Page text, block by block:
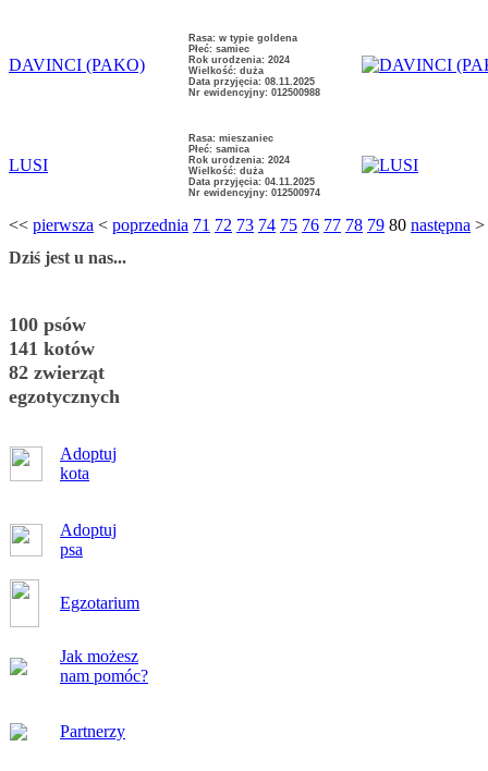
DAVINCI (PAKO)
Rasa: w typie goldena
Płeć: samiec
Rok urodzenia: 2024
Wielkość: duża
Data przyjęcia: 08.11.2025
Nr ewidencyjny: 012500988
LUSI
Rasa: mieszaniec
Płeć: samica
Rok urodzenia: 2024
Wielkość: duża
Data przyjęcia: 04.11.2025
Nr ewidencyjny: 012500974
<< pierwsza < poprzednia 71 72 73 74 75 76 77 78 79 80 następna >
Dziś jest u nas...
100 psów
141 kotów
82 zwierząt
egzotycznych
Adoptuj
kota
Adoptuj
psa
Egzotarium
Jak możesz
nam pomóc?
Partnerzy